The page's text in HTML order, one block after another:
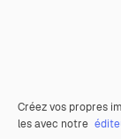
Créez vos propres
les avec notre